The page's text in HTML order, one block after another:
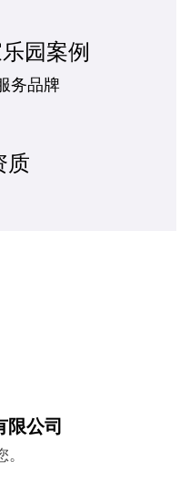
园案例
务品牌
质
公司